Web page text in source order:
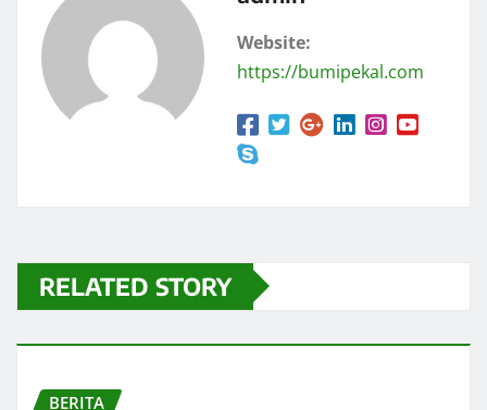
Website:
https://bumipekal.com
RELATED STORY
BERITA